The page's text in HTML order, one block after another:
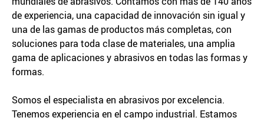
de experiencia, una capacidad de innovación sin igual y
una de las gamas de productos más completas, con
soluciones para toda clase de materiales, una amplia
gama de aplicaciones y abrasivos en todas las formas y
formas.
Somos el especialista en abrasivos por excelencia.
Tenemos experiencia en el campo industrial. Estamos